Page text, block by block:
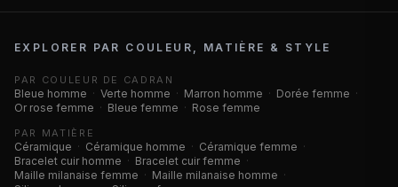
EXPLORER PAR COULEUR, MATIÈRE & STYLE
PAR COULEUR DE CADRAN
Bleue homme · Verte homme · Marron homme · Dorée femme ·
Or rose femme · Bleue femme · Rose femme
PAR MATIÈRE
Céramique · Céramique homme · Céramique femme ·
Bracelet cuir homme · Bracelet cuir femme ·
Maille milanaise femme · Maille milanaise homme ·